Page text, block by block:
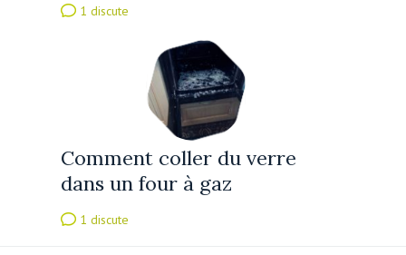
1 discute
Comment coller du verre
dans un four à gaz
1 discute